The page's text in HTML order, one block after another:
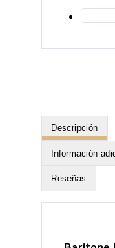
Descripción
Información
Reseñas